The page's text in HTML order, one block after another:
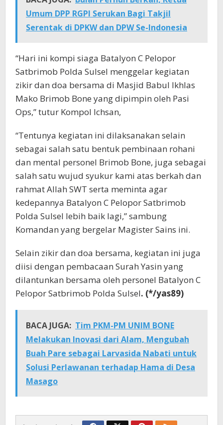
Umum DPP RGPI Serukan Bagi Takjil
Serentak di DPKW dan DPW Se-Indonesia
“Hari ini kompi siaga Batalyon C Pelopor
Satbrimob Polda Sulsel menggelar kegiatan
zikir dan doa bersama di Masjid Babul Ikhlas
Mako Brimob Bone yang dipimpin oleh Pasi
Ops,” tutur Kompol Ichsan,
“Tentunya kegiatan ini dilaksanakan selain
sebagai salah satu bentuk pembinaan rohani
dan mental personel Brimob Bone, juga sebagai
salah satu wujud syukur kami atas berkah dan
rahmat Allah SWT serta meminta agar
kedepannya Batalyon C Pelopor Satbrimob
Polda Sulsel lebih baik lagi,” sambung
Komandan yang bergelar Magister Sains ini.
Selain zikir dan doa bersama, kegiatan ini juga
diisi dengan pembacaan Surah Yasin yang
dilantunkan bersama oleh personel Batalyon C
Pelopor Satbrimob Polda Sulsel. (*/yas89)
BACA JUGA: Tim PKM-PM UNIM BONE
Melakukan Inovasi dari Alam, Mengubah
Buah Pare sebagai Larvasida Nabati untuk
Solusi Perlawanan terhadap Hama di Desa
Masago